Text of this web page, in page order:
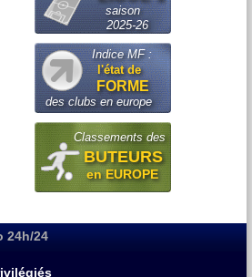
saison
2025-26
Indice MF :
l'état de
FORME
des clubs en europe
Classements des
BUTEURS
en EUROPE
24h/24